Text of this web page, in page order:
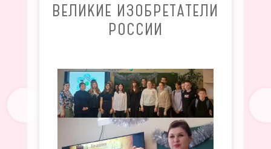
ВЕЛИКИЕ ИЗОБРЕТАТЕЛИ
РОССИИ